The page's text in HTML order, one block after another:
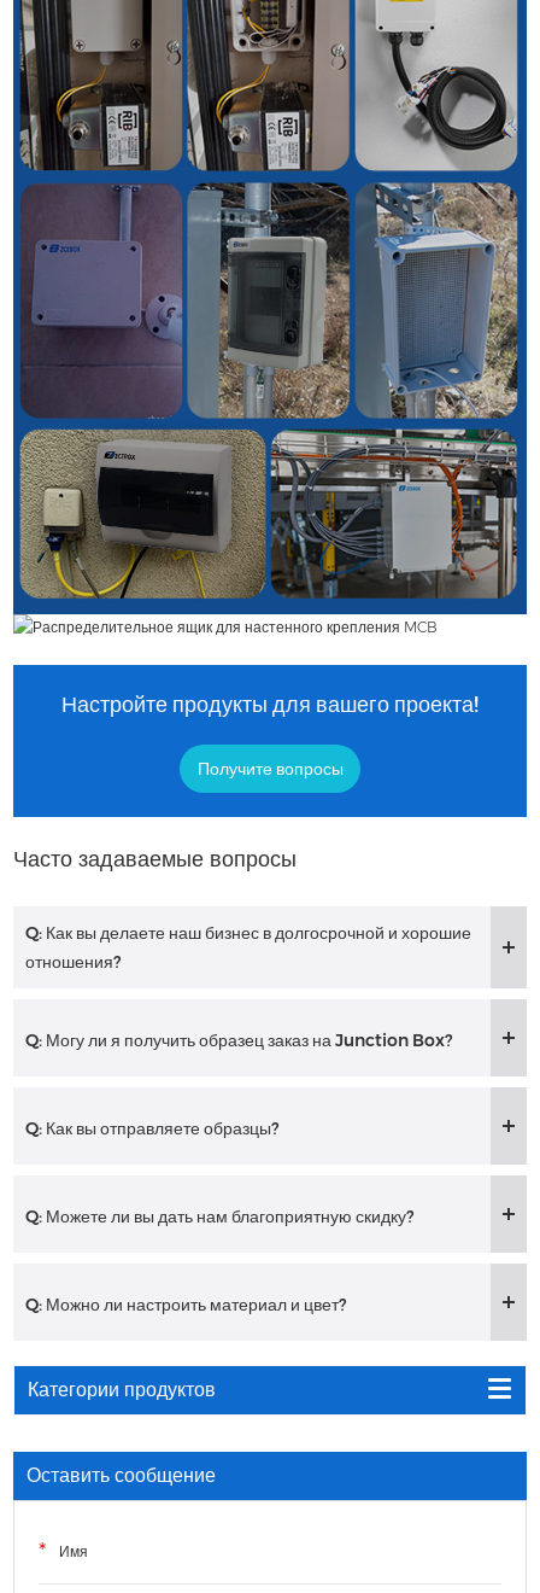
Настройте продукты для вашего проекта!
Получите вопросы
Часто задаваемые вопросы
Q: Как вы делаете наш бизнес в долгосрочной и хорошие
отношения?
Q: Могу ли я получить образец заказ на Junction Box?
Q: Как вы отправляете образцы?
Q: Можете ли вы дать нам благоприятную скидку?
Q: Можно ли настроить материал и цвет?
Категории продуктов
Оставить сообщение